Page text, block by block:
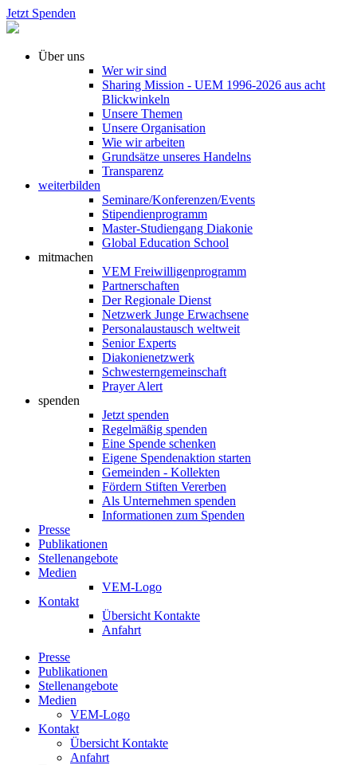
Jetzt Spenden
Über uns
Wer wir sind
Sharing Mission - UEM 1996-2026 aus acht
Blickwinkeln
Unsere Themen
Unsere Organisation
Wie wir arbeiten
Grundsätze unseres Handelns
Transparenz
weiterbilden
Seminare/Konferenzen/Events
Stipendienprogramm
Master-Studiengang Diakonie
Global Education School
mitmachen
VEM Freiwilligenprogramm
Partnerschaften
Der Regionale Dienst
Netzwerk Junge Erwachsene
Personalaustausch weltweit
Senior Experts
Diakonienetzwerk
Schwesterngemeinschaft
Prayer Alert
spenden
Jetzt spenden
Regelmäßig spenden
Eine Spende schenken
Eigene Spendenaktion starten
Gemeinden - Kollekten
Fördern Stiften Vererben
Als Unternehmen spenden
Informationen zum Spenden
Presse
Publikationen
Stellenangebote
Medien
VEM-Logo
Kontakt
Übersicht Kontakte
Anfahrt
Presse
Publikationen
Stellenangebote
Medien
VEM-Logo
Kontakt
Übersicht Kontakte
Anfahrt